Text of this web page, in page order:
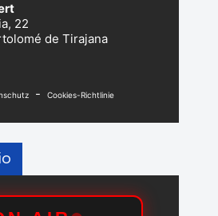
22
de Tirajana
- Cookies-Richtlinie